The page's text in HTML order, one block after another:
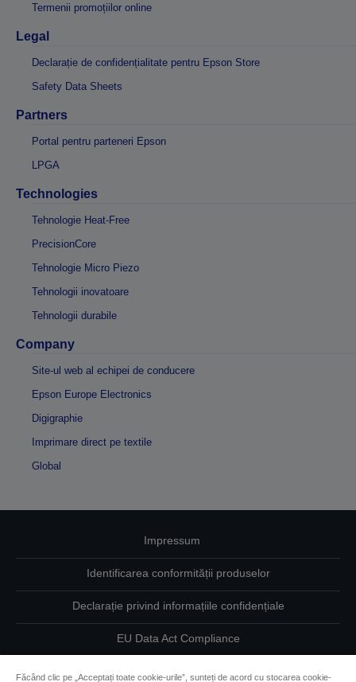
Termenii promoțiilor online
Legal
Declarație de confidențialitate pentru Epson Store
Safety Data Sheets
Partners
Portal pentru parteneri Epson
LPGA
Technologies
Tehnologie Heat-Free
PrecisionCore
Tehnologie Micro Piezo
Tehnologii inovatoare
Tehnologii durabile
Company
Site-ul web al echipei de conducere
Epson Europe Electronics
Digigraphie
Imprimare direct pe textile
Global
Impressum
Identificarea conformității produselor
Declarație privind informațiile confidențiale
EU Data Act Compliance
Făcând clic pe „Acceptați toate cookie-urile”, sunteți de acord cu stocarea cookie-